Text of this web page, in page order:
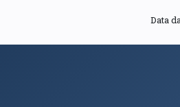
Data